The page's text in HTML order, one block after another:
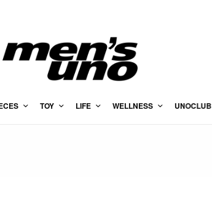
TOY LIFE WELLNESS UNOCLUB